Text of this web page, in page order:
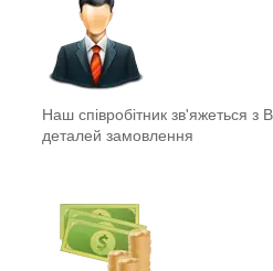
Наш співробітник зв'яжеться з
деталей замовлення